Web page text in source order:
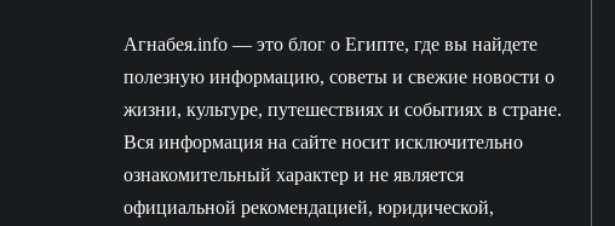
Агнабея.info — это блог о Египте, где вы найдете
полезную информацию, советы и свежие новости о
жизни, культуре, путешествиях и событиях в стране.
Вся информация на сайте носит исключительно
ознакомительный характер и не является
официальной рекомендацией, юридической,